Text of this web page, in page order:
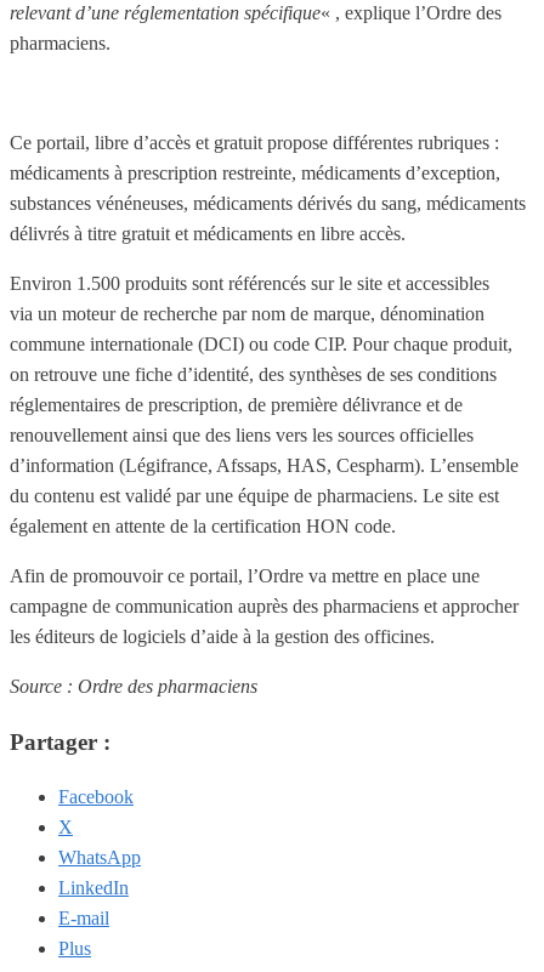
relevant d’une réglementation spécifique« , explique l’Ordre des
pharmaciens.
Ce portail, libre d’accès et gratuit propose différentes rubriques :
médicaments à prescription restreinte, médicaments d’exception,
substances vénéneuses, médicaments dérivés du sang, médicaments
délivrés à titre gratuit et médicaments en libre accès.
Environ 1.500 produits sont référencés sur le site et accessibles
via un moteur de recherche par nom de marque, dénomination
commune internationale (DCI) ou code CIP. Pour chaque produit,
on retrouve une fiche d’identité, des synthèses de ses conditions
réglementaires de prescription, de première délivrance et de
renouvellement ainsi que des liens vers les sources officielles
d’information (Légifrance, Afssaps, HAS, Cespharm). L’ensemble
du contenu est validé par une équipe de pharmaciens. Le site est
également en attente de la certification HON code.
Afin de promouvoir ce portail, l’Ordre va mettre en place une
campagne de communication auprès des pharmaciens et approcher
les éditeurs de logiciels d’aide à la gestion des officines.
Source : Ordre des pharmaciens
Partager :
Facebook
X
WhatsApp
LinkedIn
E-mail
Plus